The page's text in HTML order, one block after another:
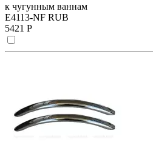
к чугунным ваннам
E4113-NF RUB
5421 Р